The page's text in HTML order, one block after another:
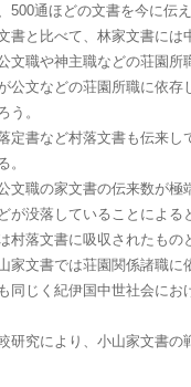
500通ほどの文書を今に伝え
書と比べて、林家文書には
文職や神主職などの荘園所
公文などの荘園所職に依
う。
定書など村落文書も伝来し
。
文職の家文書の伝来数が極
が没落していることによる
村落文書に吸収されたもの
家文書では荘園関係諸職
同じく紀伊国中世社会にお
研究により、小山家文書の